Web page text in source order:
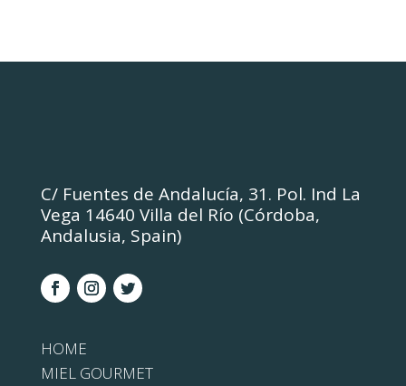
C/ Fuentes de Andalucía, 31. Pol. Ind La
Vega 14640 Villa del Río (Córdoba,
Andalusia, Spain)
HOME
MIEL GOURMET